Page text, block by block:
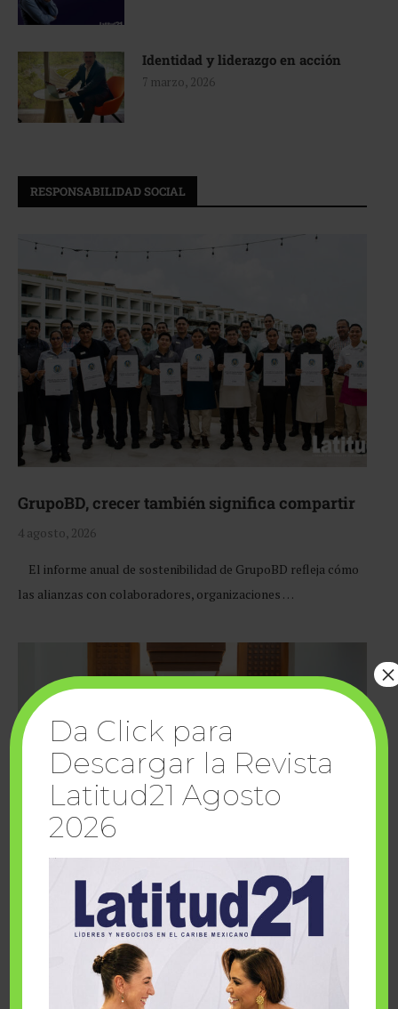
Identidad y liderazgo en acción
7 marzo, 2026
RESPONSABILIDAD SOCIAL
GrupoBD, crecer también significa compartir
4 agosto, 2026
El informe anual de sostenibilidad de GrupoBD refleja cómo
las alianzas con colaboradores, organizaciones …
Cuando la solidaridad inspira; cumplen
sueños Fairmont Mayakoba y Make-A-Wish
Da Click para
Descargar la Revista
Latitud21 Agosto
2026
×